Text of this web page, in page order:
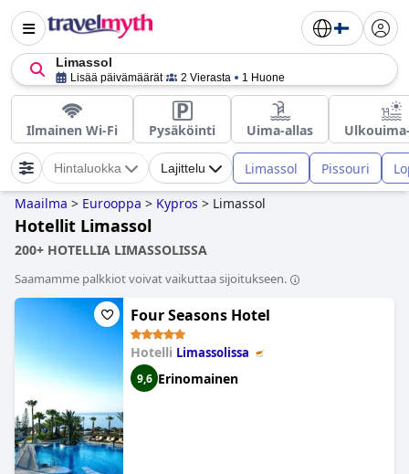
Limassol
Lisää päivämäärät 2 Vierasta 1 Huone
Ilmainen Wi-Fi Pysäköinti Uima-allas
Hintaluokka Lajittelu Limassol Pissouri
Maailma > Eurooppa > Kypros > Limassol
Hotellit Limassol
200+ HOTELLIA LIMASSOLISSA
Saamamme palkkiot voivat vaikuttaa sijoitukseen.
Four Seasons Hotel
Hotelli Limassolissa
9,6 Erinomainen